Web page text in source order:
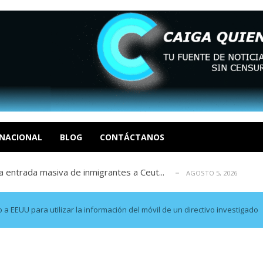
BLOG CONTÁCTANOS
I por la libertad inmediata de l... AGOSTO 5, 2026
revisión de su solicitud de l... AGOSTO 5, 2026
según ONG AGOSTO 5, 2026
entrada masiva de inmigrantes a Ceut...
La tragedia de Venezuela no admi... AGOSTO 5, 2026
I por la libertad inmediata de l... AGOSTO 5, 2026
revisión de su solicitud de l... AGOSTO 5, 2026
según ONG AGOSTO 5, 2026
masiva de inmigrantes a Ceut...
a EEUU para utilizar la información del móvil de un directivo investigado